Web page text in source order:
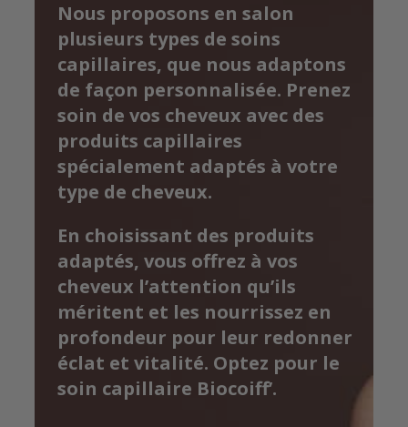
Nous proposons en salon
plusieurs types de soins
capillaires, que nous adaptons
de façon personnalisée. Prenez
soin de vos cheveux avec des
produits capillaires
spécialement adaptés à votre
type de cheveux.
En choisissant des produits
adaptés, vous offrez à vos
cheveux l’attention qu’ils
méritent et les nourrissez en
profondeur pour leur redonner
éclat et vitalité. Optez pour le
soin capillaire Biocoiff’.